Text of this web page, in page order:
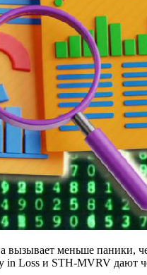
вызывает меньше паники,
in Loss и STH-MVRV